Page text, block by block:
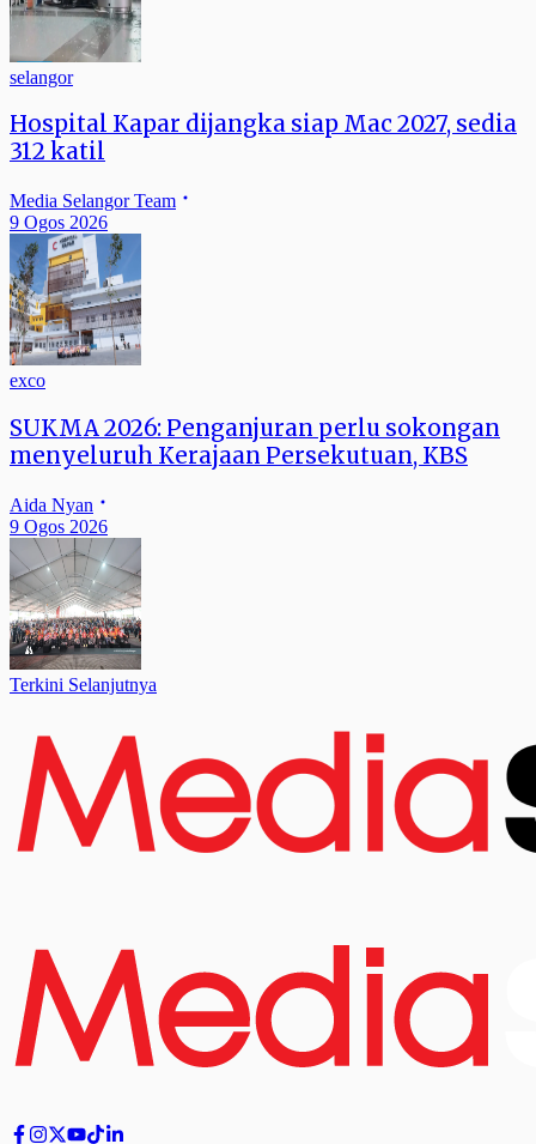
selangor
Hospital Kapar dijangka siap Mac 2027, sedia
312 katil
Media Selangor Team
9 Ogos 2026
exco
SUKMA 2026: Penganjuran perlu sokongan
menyeluruh Kerajaan Persekutuan, KBS
Aida Nyan
9 Ogos 2026
Terkini Selanjutnya